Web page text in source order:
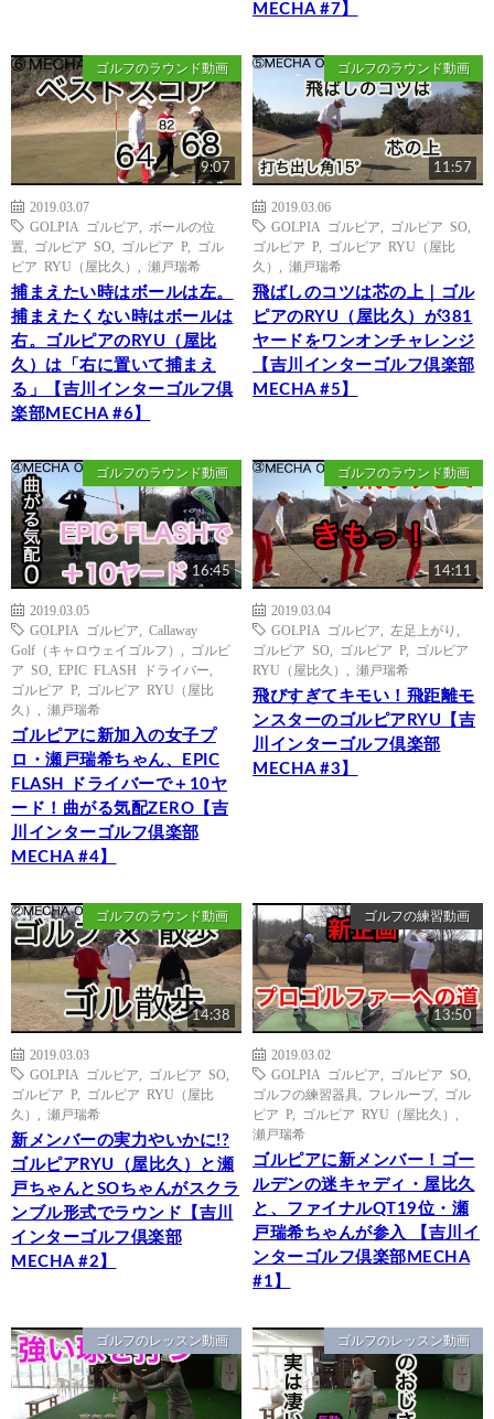
MECHA #7】
ゴルフのラウンド動画
9:07
2019.03.07
GOLPIA ゴルピア
ボールの位
置
ゴルピア SO ゴルピア P
ゴル
ピア RYU（屋比久）
瀬戸瑞希
捕まえたい時はボールは左。
捕まえたくない時はボールは
右。ゴルピアのRYU（屋比
久）は「右に置いて捕まえ
る」【吉川インターゴルフ倶
楽部MECHA #6】
ゴルフのラウンド動画
11:57
2019.03.06
GOLPIA ゴルピア
ゴルピア SO
ゴルピア P
ゴルピア RYU（屋比
久）
瀬戸瑞希
飛ばしのコツは芯の上｜ゴル
ピアのRYU（屋比久）が381
ヤードをワンオンチャレンジ
【吉川インターゴルフ倶楽部
MECHA #5】
ゴルフのラウンド動画
16:45
2019.03.05
GOLPIA ゴルピア
Callaway
Golf（キャロウェイゴルフ）
ゴルピ
ア SO
EPIC FLASH ドライバー
ゴルピア P
ゴルピア RYU（屋比
久）
瀬戸瑞希
ゴルピアに新加入の女子プ
ロ・瀬戸瑞希ちゃん、EPIC
FLASH ドライバーで＋10ヤ
ード！曲がる気配ZERO【吉
川インターゴルフ倶楽部
MECHA #4】
ゴルフのラウンド動画
14:11
2019.03.04
GOLPIA ゴルピア
左足上がり
ゴルピア SO
ゴルピア P
ゴルピア
RYU（屋比久）
瀬戸瑞希
飛びすぎてキモい！飛距離モ
ンスターのゴルピアRYU【吉
川インターゴルフ倶楽部
MECHA #3】
ゴルフのラウンド動画
14:38
2019.03.03
GOLPIA ゴルピア
ゴルピア SO
ゴルピア P
ゴルピア RYU（屋比
久）
瀬戸瑞希
新メンバーの実力やいかに!?
ゴルピアRYU（屋比久）と瀬
戸ちゃんとSOちゃんがスクラ
ンブル形式でラウンド【吉川
インターゴルフ倶楽部
MECHA #2】
ゴルフの練習動画
13:50
2019.03.02
GOLPIA ゴルピア
ゴルピア SO
ゴルフの練習器具
フレループ, ゴル
ピア P
ゴルピア RYU（屋比久）
瀬戸瑞希
ゴルピアに新メンバー！ゴー
ルデンの迷キャディ・屋比久
と、ファイナルQT19位・瀬
戸瑞希ちゃんが参入 【吉川イ
ンターゴルフ倶楽部MECHA
#1】
ゴルフのレッスン動画 ゴルフのレッスン動画